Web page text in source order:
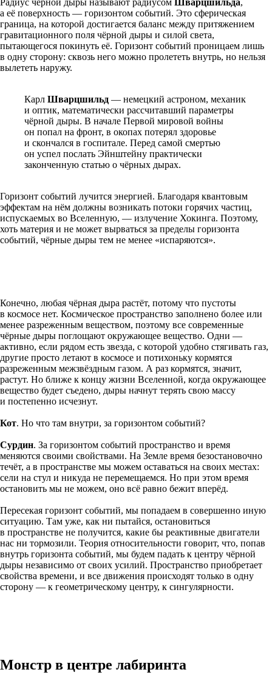
а её поверхность — горизонтом событий. Это сферическая
граница, на которой достигается баланс между притяжением
гравитационного поля чёрной дыры и силой света,
пытающегося покинуть её. Горизонт событий проницаем лишь
в одну сторону: сквозь него можно пролететь внутрь, но нельзя
вылететь наружу.
Карл Шварцшильд — немецкий астроном, механик
и оптик, математически рассчитавший параметры
чёрной дыры. В начале Первой мировой войны
он попал на фронт, в окопах потерял здоровье
и скончался в госпитале. Перед самой смертью
он успел послать Эйнштейну практически
законченную статью о чёрных дырах.
Горизонт событий лучится энергией. Благодаря квантовым
эффектам на нём должны возникать потоки горячих частиц,
испускаемых во Вселенную, — излучение Хокинга. Поэтому,
хоть материя и не может вырваться за пределы горизонта
событий, чёрные дыры тем не менее «испаряются».
Конечно, любая чёрная дыра растёт, потому что пустоты
в космосе нет. Космическое пространство заполнено более или
менее разреженным веществом, поэтому все современные
чёрные дыры поглощают окружающее вещество. Одни —
активно, если рядом есть звезда, с которой удобно стягивать газ,
другие просто летают в космосе и потихоньку кормятся
разреженным межзвёздным газом. А раз кормятся, значит,
растут. Но ближе к концу жизни Вселенной, когда окружающее
вещество будет съедено, дыры начнут терять свою массу
и постепенно исчезнут.
Кот. Но что там внутри, за горизонтом событий?
Сурдин. За горизонтом событий пространство и время
меняются своими свойствами. На Земле время безостановочно
течёт, а в пространстве мы можем оставаться на своих местах:
сели на стул и никуда не перемещаемся. Но при этом время
остановить мы не можем, оно всё равно бежит вперёд.
Пересекая горизонт событий, мы попадаем в совершенно иную
ситуацию. Там уже, как ни пытайся, остановиться
в пространстве не получится, какие бы реактивные двигатели
нас ни тормозили. Теория относительности говорит, что, попав
внутрь горизонта событий, мы будем падать к центру чёрной
дыры независимо от своих усилий. Пространство приобретает
свойства времени, и все движения происходят только в одну
сторону — к геометрическому центру, к сингулярности.
Монстр в центре лабиринта